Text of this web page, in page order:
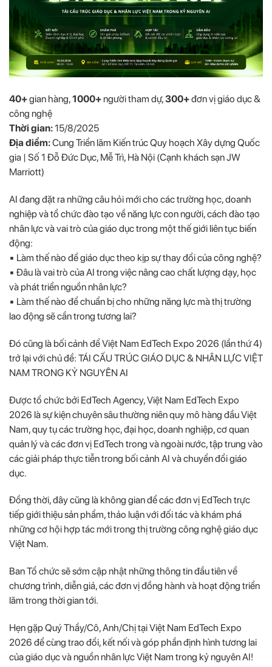
40+gian hàng,1000+người tham dự,300+đơn vị giáo dục &
công nghệ
Thời gian:15/8/2025
Địa điểm:Cung Triển lãm Kiến trúc Quy hoạch Xây dựng Quốc
gia | Số 1 Đỗ Đức Dục, Mễ Trì, Hà Nội (Cạnh khách sạn JW
Marriott)
AI đang đặt ra những câu hỏi mới cho các trường học, doanh
nghiệp và tổ chức đào tạo về năng lực con người, cách đào tạo
nhân lực và vai trò của giáo dục trong một thế giới liên tục biến
động:
▪️ Làm thế nào để giáo dục theo kịp sự thay đổi của công nghệ?
▪️ Đâu là vai trò của AI trong việc nâng cao chất lượng dạy, học
và phát triển nguồn nhân lực?
▪️ Làm thế nào để chuẩn bị cho những năng lực mà thị trường
lao động sẽ cần trong tương lai?
Đó cũng là bối cảnh để Việt Nam EdTech Expo 2026 (lần thứ 4)
trở lại với chủ đề: TÁI CẤU TRÚC GIÁO DỤC & NHÂN LỰC VIỆT
NAM TRONG KỶ NGUYÊN AI
Được tổ chức bởi EdTech Agency, Việt Nam EdTech Expo
2026 là sự kiện chuyên sâu thường niên quy mô hàng đầu Việt
Nam, quy tụ các trường học, đại học, doanh nghiệp, cơ quan
quản lý và các đơn vị EdTech trong và ngoài nước, tập trung vào
các giải pháp thực tiễn trong bối cảnh AI và chuyển đổi giáo
dục.
Đồng thời, đây cũng là không gian để các đơn vị EdTech trực
tiếp giới thiệu sản phẩm, thảo luận với đối tác và khám phá
những cơ hội hợp tác mới trong thị trường công nghệ giáo dục
Việt Nam.
Ban Tổ chức sẽ sớm cập nhật những thông tin đầu tiên về
chương trình, diễn giả, các đơn vị đồng hành và hoạt động triển
lãm trong thời gian tới.
Hẹn gặp Quý Thầy/Cô, Anh/Chị tại Việt Nam EdTech Expo
2026 để cùng trao đổi, kết nối và góp phần định hình tương lai
của giáo dục và nguồn nhân lực Việt Nam trong kỷ nguyên AI!